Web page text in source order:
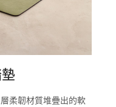
柔韌材質堆疊出的軟